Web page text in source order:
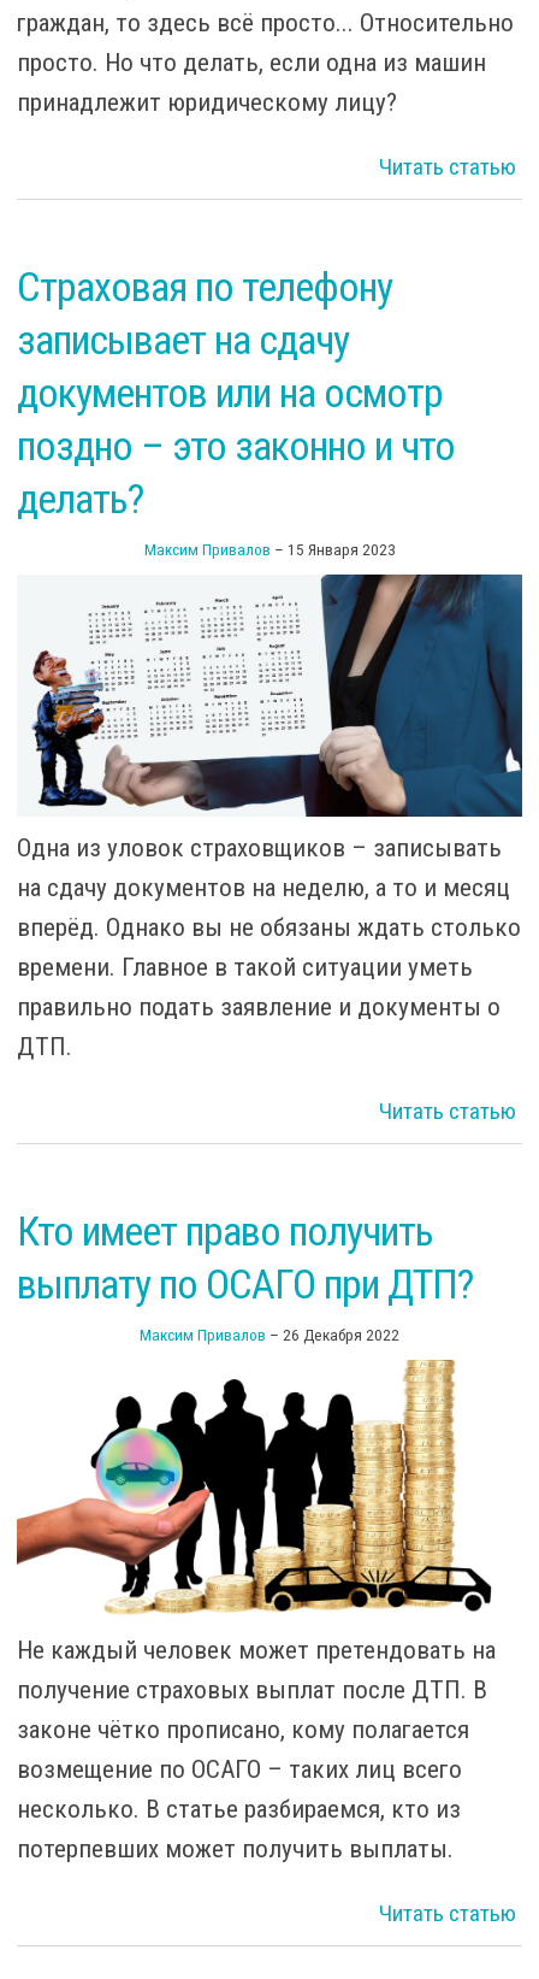
граждан, то здесь всё просто... Относительно
просто. Но что делать, если одна из машин
принадлежит юридическому лицу?
Читать статью
Страховая по телефону
записывает на сдачу
документов или на осмотр
поздно – это законно и что
делать?
Максим Привалов – 15 Января 2023
Одна из уловок страховщиков – записывать
на сдачу документов на неделю, а то и месяц
вперёд. Однако вы не обязаны ждать столько
времени. Главное в такой ситуации уметь
правильно подать заявление и документы о
ДТП.
Читать статью
Кто имеет право получить
выплату по ОСАГО при ДТП?
Максим Привалов – 26 Декабря 2022
Не каждый человек может претендовать на
получение страховых выплат после ДТП. В
законе чётко прописано, кому полагается
возмещение по ОСАГО – таких лиц всего
несколько. В статье разбираемся, кто из
потерпевших может получить выплаты.
Читать статью